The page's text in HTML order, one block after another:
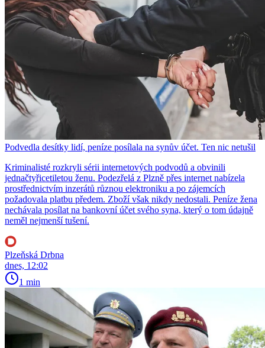
Podvedla desítky lidí, peníze posílala na synův účet. Ten nic netušil
Kriminalisté rozkryli sérii internetových podvodů a obvinili
jednačtyřicetiletou ženu. Podezřelá z Plzně přes internet nabízela
prostřednictvím inzerátů různou elektroniku a po zájemcích
požadovala platbu předem. Zboží však nikdy nedostali. Peníze žena
nechávala posílat na bankovní účet svého syna, který o tom údajně
neměl nejmenší tušení.
Plzeňská Drbna
dnes, 12:02
1 min